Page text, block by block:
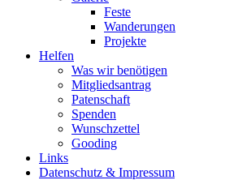
Feste
Wanderungen
Projekte
Helfen
Was wir benötigen
Mitgliedsantrag
Patenschaft
Spenden
Wunschzettel
Gooding
Links
Datenschutz & Impressum